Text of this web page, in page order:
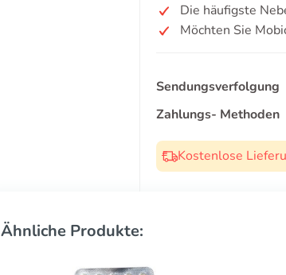
Die häufigste
Möchten Sie
Sendungsverfolgung
Zahlungs- Methoden
Kostenlose
Ähnliche Produkte: